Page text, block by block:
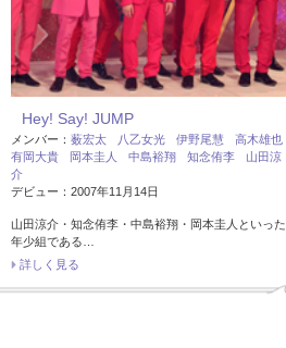
Hey! Say! JUMP
メンバー： 薮宏太 八乙女光 伊野尾慧
高木雄也
有岡大貴
岡本圭人 中島裕翔 知念侑李
山田涼
介
デビュー：2007年11月14日
山田涼介・知念侑李・中島裕翔・岡本圭人といった
年少組である…
詳しく見る